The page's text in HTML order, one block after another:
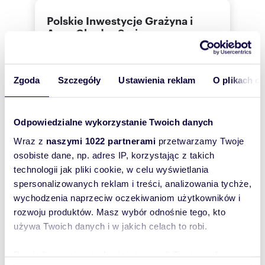
Zgoda Szczegóły Ustawienia reklam O plikach
Odpowiedzialne wykorzystanie Twoich danych
Wraz z naszymi 1022 partnerami przetwarzamy Twoje
osobiste dane, np. adres IP, korzystając z takich
technologii jak pliki cookie, w celu wyświetlania
spersonalizowanych reklam i treści, analizowania tychże,
wychodzenia naprzeciw oczekiwaniom użytkowników i
rozwoju produktów. Masz wybór odnośnie tego, kto
używa Twoich danych i w jakich celach to robi.
Polskie Inwestycje Grażyna i
Anna Chodor Sp.j.
660 10 Pokaż telefon
bezpłatnie
Zatwierdź
Informacje o ogłoszeniodawcy